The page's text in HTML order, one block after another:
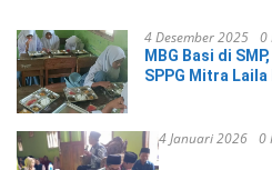
4 Desember 2025 0
MBG Basi di
SPPG Mitra
4 Januari 2026 0